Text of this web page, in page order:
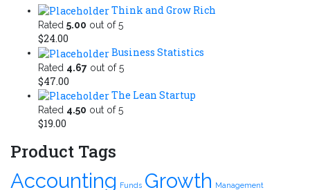
Think and Grow Rich
Rated 5.00 out of 5
$24.00
Business Statistics
Rated 4.67 out of 5
$47.00
The Lean Startup
Rated 4.50 out of 5
$19.00
Product Tags
Accounting Funds Growth Management